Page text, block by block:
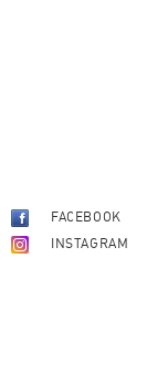
FACEBOOK
INSTAGRAM